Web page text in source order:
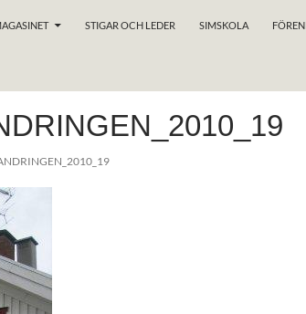
STIGAR OCH LEDER SIMSKOLA